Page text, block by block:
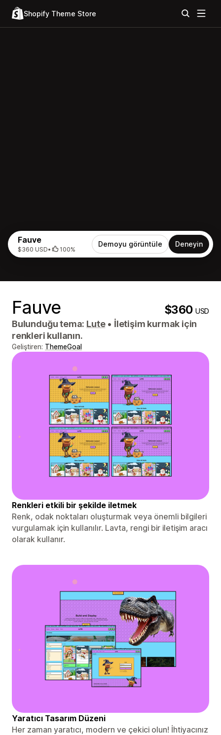
Shopify Theme Store
Fauve
$360 USD• 100%
Demoyu görüntüle Deneyin
Fauve $360USD
Bulunduğu tema: Lute • İletişim kurmak için
renkleri kullanın.
Geliştiren: ThemeGoal
Renkleri etkili bir şekilde iletmek
Renk, odak noktaları oluşturmak veya önemli bilgileri
vurgulamak için kullanılır. Lavta, rengi bir iletişim aracı
olarak kullanır.
Yaratıcı Tasarım Düzeni
Her zaman yaratıcı, modern ve çekici olun! İhtiyacınız